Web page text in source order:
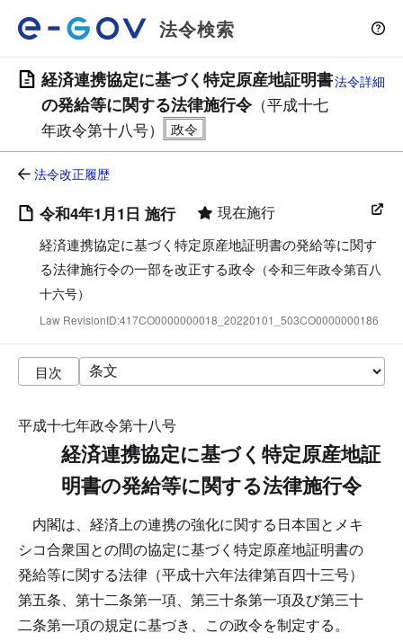
法令検索
経済連携協定に基づく特定原産地証明書
の発給等に関する法律施行令（平成十七
年政令第十八号）
法令詳細
法令改正履歴
令和4年1月1日 施行 現在施行
経済連携協定に基づく特定原産地証明書の発給等に関す
る法律施行令の一部を改正する政令 （令和三年政令第百八
十六号）
Law RevisionID:417CO0000000018_20220101_503CO0000000186
目次
平成十七年政令第十八号
経済連携協定に基づく特定原産地証
明書の発給等に関する法律施行令
内閣は、経済上の連携の強化に関する日本国とメキ
シコ合衆国との間の協定に基づく特定原産地証明書の
発給等に関する法律（平成十六年法律第百四十三号）
第五条、第十二条第一項、第三十条第一項及び第三十
二条第一項の規定に基づき、この政令を制定する。